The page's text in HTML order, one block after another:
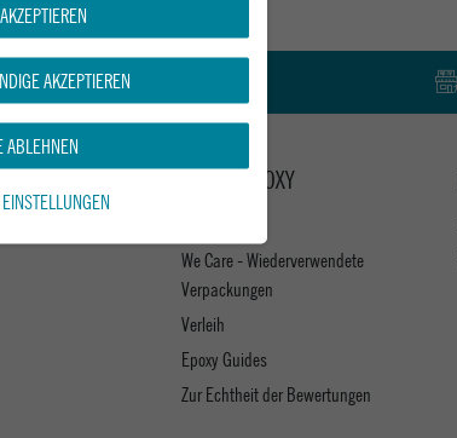
Rechnung
ABOUT EPOXY
We Care - Wiederverwendete
Verpackungen
Verleih
Epoxy Guides
Zur Echtheit der Bewertungen
US
AKZEPTIEREN
ABLEHNEN